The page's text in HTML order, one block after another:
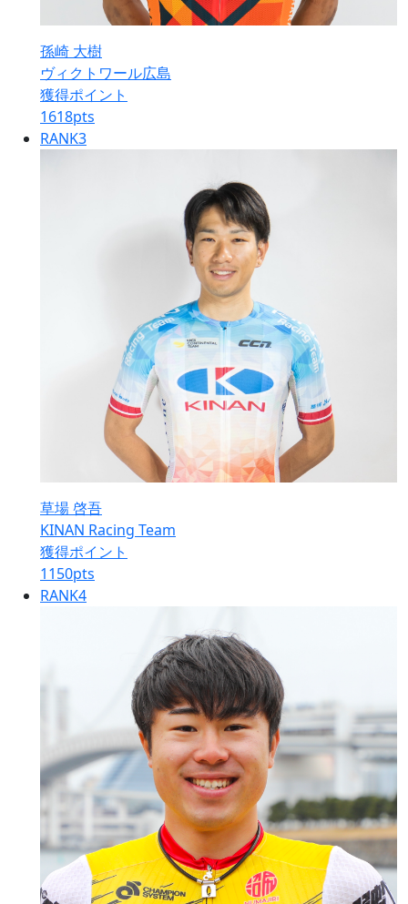
孫崎 大樹
ヴィクトワール広島
獲得ポイント
1618pts
RANK3
草場 啓吾
KINAN Racing Team
獲得ポイント
1150pts
RANK4